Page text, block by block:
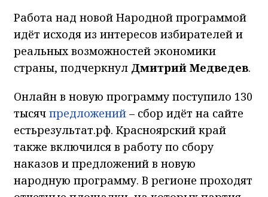
Работа над новой Народной программой
идёт исходя из интересов избирателей и
реальных возможностей экономики
страны, подчеркнул Дмитрий Медведев.
Онлайн в новую программу поступило 130
тысяч предложений – сбор идёт на сайте
естьрезультат.рф. Красноярский край
также включился в работу по сбору
наказов и предложений в новую
народную программу. В регионе проходят